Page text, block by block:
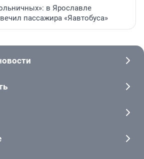
в Ярославле
пассажира «Яавтобуса»